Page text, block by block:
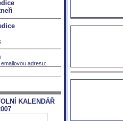
adresu:
KALENDÁŘ